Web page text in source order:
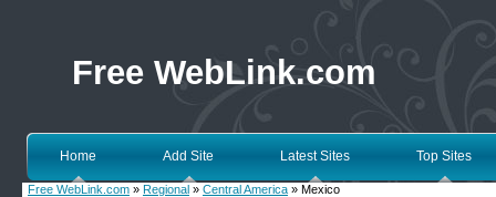
Free WebLink.com
Home Add Site Latest Sites Top Sites
Free WebLink.com » Regional » Central America » Mexico